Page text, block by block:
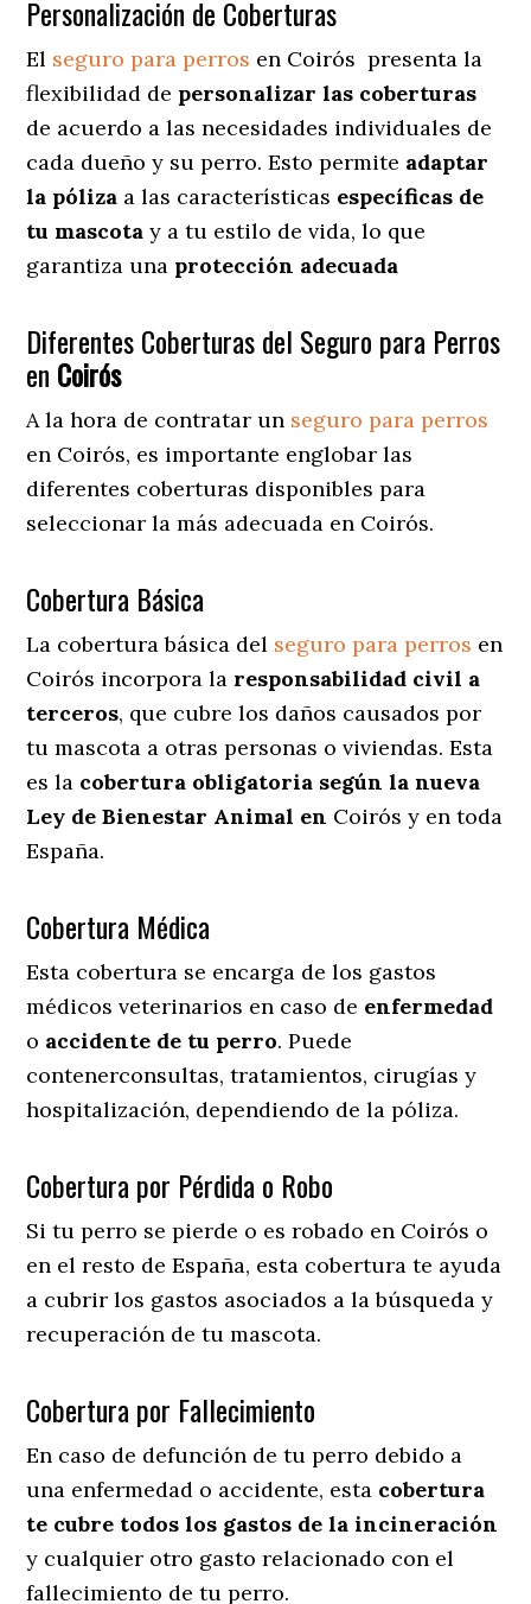
Personalización de Coberturas
El seguro para perros en Coirós presenta la
flexibilidad de personalizar las coberturas
de acuerdo a las necesidades individuales de
cada dueño y su perro. Esto permite adaptar
la póliza a las características específicas de
tu mascota y a tu estilo de vida, lo que
garantiza una protección adecuada
Diferentes Coberturas del Seguro para Perros
en Coirós
A la hora de contratar un seguro para perros
en Coirós, es importante englobar las
diferentes coberturas disponibles para
seleccionar la más adecuada en Coirós.
Cobertura Básica
La cobertura básica del seguro para perros en
Coirós incorpora la responsabilidad civil a
terceros, que cubre los daños causados por
tu mascota a otras personas o viviendas. Esta
es la cobertura obligatoria según la nueva
Ley de Bienestar Animal en Coirós y en toda
España.
Cobertura Médica
Esta cobertura se encarga de los gastos
médicos veterinarios en caso de enfermedad
o accidente de tu perro. Puede
contenerconsultas, tratamientos, cirugías y
hospitalización, dependiendo de la póliza.
Cobertura por Pérdida o Robo
Si tu perro se pierde o es robado en Coirós o
en el resto de España, esta cobertura te ayuda
a cubrir los gastos asociados a la búsqueda y
recuperación de tu mascota.
Cobertura por Fallecimiento
En caso de defunción de tu perro debido a
una enfermedad o accidente, esta cobertura
te cubre todos los gastos de la incineración
y cualquier otro gasto relacionado con el
fallecimiento de tu perro.